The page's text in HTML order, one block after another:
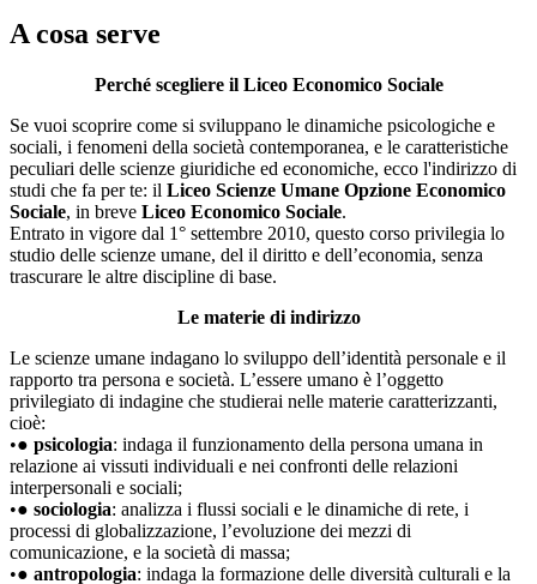
A cosa serve
Perché scegliere il Liceo Economico Sociale
Se vuoi scoprire come si sviluppano le dinamiche psicologiche e
sociali, i fenomeni della società contemporanea, e le caratteristiche
peculiari delle scienze giuridiche ed economiche, ecco l'indirizzo di
studi che fa per te: il Liceo Scienze Umane Opzione Economico
Sociale, in breve Liceo Economico Sociale.
Entrato in vigore dal 1° settembre 2010, questo corso privilegia lo
studio delle scienze umane, del il diritto e dell’economia, senza
trascurare le altre discipline di base.
Le materie di indirizzo
Le scienze umane indagano lo sviluppo dell’identità personale e il
rapporto tra persona e società. L’essere umano è l’oggetto
privilegiato di indagine che studierai nelle materie caratterizzanti,
cioè:
•● psicologia: indaga il funzionamento della persona umana in
relazione ai vissuti individuali e nei confronti delle relazioni
interpersonali e sociali;
•● sociologia: analizza i flussi sociali e le dinamiche di rete, i
processi di globalizzazione, l’evoluzione dei mezzi di
comunicazione, e la società di massa;
•● antropologia: indaga la formazione delle diversità culturali e la